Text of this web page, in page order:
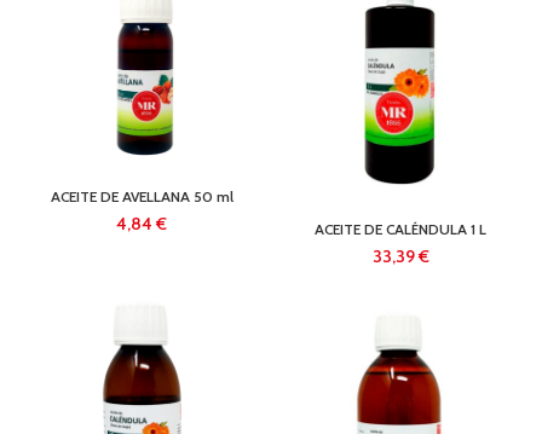
ACEITE DE AVELLANA 50 ml
€ ACEITE DE CALÉNDULA 1 L
€